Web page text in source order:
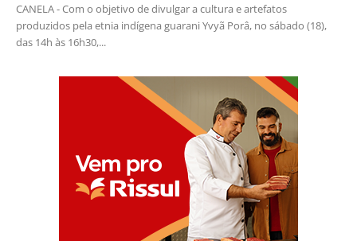
CANELA - Com o objetivo de divulgar a cultura e artefatos
produzidos pela etnia indígena guarani Yvyã Porâ, no sábado (18),
das 14h às 16h30,...